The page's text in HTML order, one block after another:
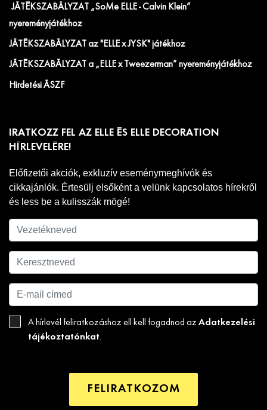
JÁTÉKSZABÁLYZAT „SoMe ELLE - Calvin Klein”
nyereményjátékhoz
JÁTÉKSZABÁLYZAT az "ELLE x JYSK" játékhoz
JÁTÉKSZABÁLYZAT a „ELLE x Tweezerman” nyereményjátékhoz
Hirdetési ÁSZF
IRATKOZZ FEL AZ ELLE ÉS ELLE DECORATION
HÍRLEVELÉRE!
Előfizetői akciók, exkluzív eseménymeghívók és
cikkajánlók. Értesülj elsőként a velünk kapcsolatos hírekről
és less be a kulisszák mögé!
A hírlevél feliratkozáshoz ell kell fogadnod az Adatkezelési
tájékoztatónkat.
FELIRATKOZOM